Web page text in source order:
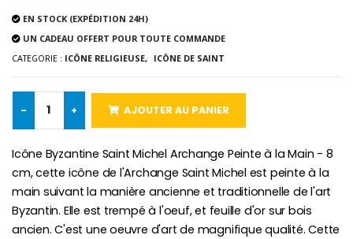
€78.00 €58.50
Huile d'Onction
€9.90
Bougie Neuvaine pour une Guérison - 17.5cm
€4.90 €23.00
EN STOCK (EXPÉDITION 24H)
UN CADEAU OFFERT POUR TOUTE COMMANDE
CATEGORIE : ICÔNE RELIGIEUSE, ICÔNE DE SAINT
- + AJOUTER AU PANIER
Icône Byzantine Saint Michel Archange Peinte à la Main - 8
cm, cette icône de l'Archange Saint Michel est peinte à la
main suivant la manière ancienne et traditionnelle de l'art
Byzantin. Elle est trempé à l'oeuf, et feuille d'or sur bois
ancien. C'est une oeuvre d'art de magnifique qualité. Cette